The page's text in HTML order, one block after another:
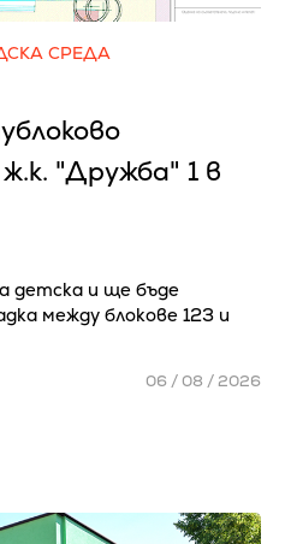
СРЕДА
"Дружба" 1 в
детска и ще бъде
между блокове 123 и
06 / 08 / 2026